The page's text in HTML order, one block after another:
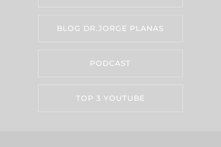
BLOG DR.JORGE PLANAS
PODCAST
TOP 3 YOUTUBE